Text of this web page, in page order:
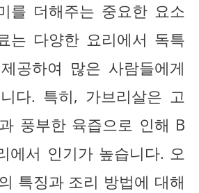
를 더해주는 중요한 요소
는 다양한 요리에서 독특
공하여 많은 사람들에게
다. 특히, 가브리살은 고
풍부한 육즙으로 인해 B
에서 인기가 높습니다. 오
특징과 조리 방법에 대해